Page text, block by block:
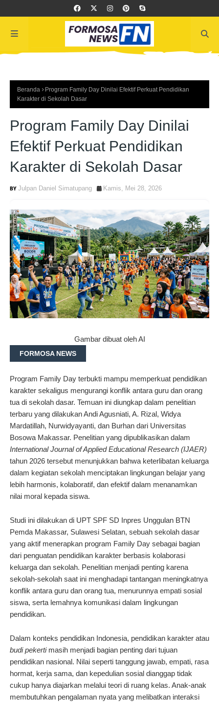
Beranda
Program Family Day Dinilai Efektif Perkuat Pendidikan
Karakter di Sekolah Dasar
Program Family Day Dinilai
Efektif Perkuat Pendidikan
Karakter di Sekolah Dasar
Julpan Daniel Simatupang Kamis, Mei 28, 2026
Gambar dibuat oleh AI
FORMOSA NEWS
Program Family Day terbukti mampu memperkuat pendidikan
karakter sekaligus mengurangi konflik antara guru dan orang
tua di sekolah dasar. Temuan ini diungkap dalam penelitian
terbaru yang dilakukan Andi Agusniati, A. Rizal, Widya
Mardatillah, Nurwidyayanti, dan Burhan dari Universitas
Bosowa Makassar. Penelitian yang dipublikasikan dalam
International Journal of Applied Educational Research (IJAER)
tahun 2026 tersebut menunjukkan bahwa keterlibatan keluarga
dalam kegiatan sekolah menciptakan lingkungan belajar yang
lebih harmonis, kolaboratif, dan efektif dalam menanamkan
nilai moral kepada siswa.
Studi ini dilakukan di UPT SPF SD Inpres Unggulan BTN
Pemda Makassar, Sulawesi Selatan, sebuah sekolah dasar
yang aktif menerapkan program Family Day sebagai bagian
dari penguatan pendidikan karakter berbasis kolaborasi
keluarga dan sekolah. Penelitian menjadi penting karena
sekolah-sekolah saat ini menghadapi tantangan meningkatnya
konflik antara guru dan orang tua, menurunnya empati sosial
siswa, serta lemahnya komunikasi dalam lingkungan
pendidikan.
Dalam konteks pendidikan Indonesia, pendidikan karakter atau
budi pekertimasih menjadi bagian penting dari tujuan
pendidikan nasional. Nilai seperti tanggung jawab, empati, rasa
hormat, kerja sama, dan kepedulian sosial dianggap tidak
cukup hanya diajarkan melalui teori di ruang kelas. Anak-anak
membutuhkan pengalaman nyata yang melibatkan interaksi